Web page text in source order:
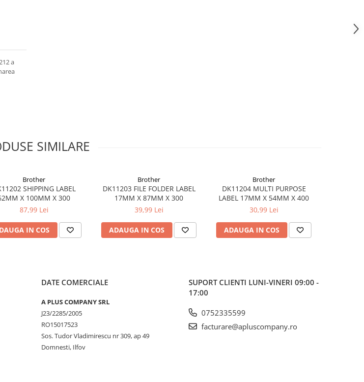
a
SIMILARE
Brother
SHIPPING LABEL
X 100MM X 300
87,99 Lei
IN COS
Brother
DK11203 FILE FOLDER LABEL
17MM X 87MM X 300
39,99 Lei
ADAUGA IN COS
Brother
DK11204 MULTI PURPOSE
LABEL 17MM X 54MM X 400
30,99 Lei
ADAUGA IN COS
DATE COMERCIALE
A PLUS COMPANY SRL
J23/2285/2005
RO15017523
Sos. Tudor Vladimirescu nr 309, ap 49
Domnesti, Ilfov
SUPORT CLIENTI LUNI-VINERI 09:00 -
17:00
0752335599
facturare@apluscompany.ro